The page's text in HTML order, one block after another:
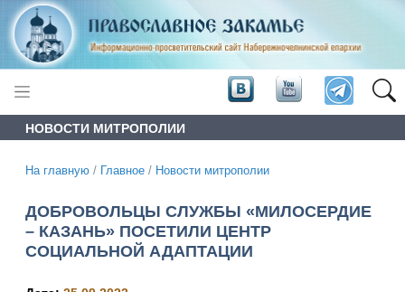
НОВОСТИ МИТРОПОЛИИ
На главную / Главное / Новости митрополии
ДОБРОВОЛЬЦЫ СЛУЖБЫ «МИЛОСЕРДИЕ
– КАЗАНЬ» ПОСЕТИЛИ ЦЕНТР
СОЦИАЛЬНОЙ АДАПТАЦИИ